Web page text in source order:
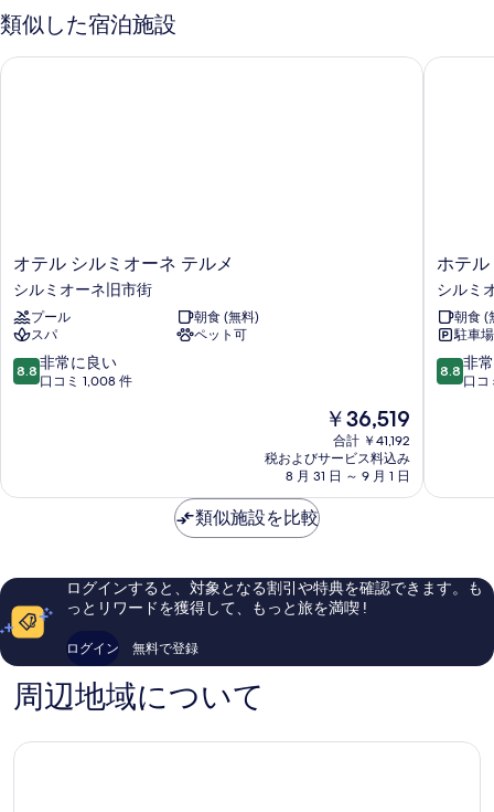
を
表
ル
レ
イ
べ
て
の
写
真
す
ム
パ
シ
類似した宿泊施設
オ
テ
ル
シ
ル
ミ
オ
シ
ー
旧
市
オテル シルミオーネ テルメ
シルミオーネ旧市街
プール
朝食 (無料)
スパ
ペット可
10
段
に
コ
1,008
件
の
口
ミ
8.8 非常に良い
口コミ 1,008 件
現
在
の
料
金
￥36,519
合計 ￥41,192
税およびサービス料込み
8 月 31 日 ～ 9 月 1 日
オテル シルミオーネ テルメ
ホ
テ
ル
マ
ビ
ー
ノ
ネ
ホテ
シルミ
朝食 (
駐車
10
段
に
コ
ミ
ミ
8.8 非
口
ホテル
類似施設を比較
ログインすると、対象となる割引や特典を確認できます。も
っとリワードを獲得して、もっと旅を満喫 !
ログイン 無料で登録
周辺地域について